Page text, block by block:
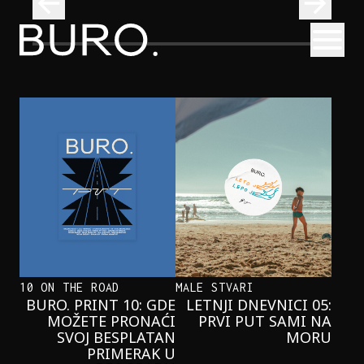
BURO.
NAJČISTIJA KUPALIŠTA U SRBIJI KOJA
POSEĆUJEMO OVOG LETA
10 ON THE ROAD
BURO. PRINT 10: GDE
MOŽETE PRONAĆI
SVOJ BESPLATAN
PRIMERAK U
MALE STVARI
LETNJI DNEVNICI 05:
PRVI PUT SAMI NA
MORU